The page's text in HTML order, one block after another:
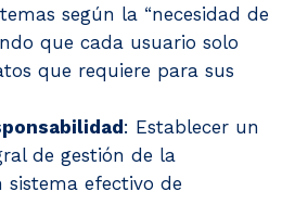
según la “necesidad de
que cada usuario solo
que requiere para sus
: Establecer un
de gestión de la
sistema efectivo de